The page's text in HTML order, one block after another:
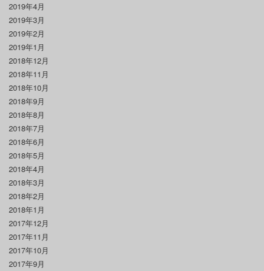
2019年4月
2019年3月
2019年2月
2019年1月
2018年12月
2018年11月
2018年10月
2018年9月
2018年8月
2018年7月
2018年6月
2018年5月
2018年4月
2018年3月
2018年2月
2018年1月
2017年12月
2017年11月
2017年10月
2017年9月